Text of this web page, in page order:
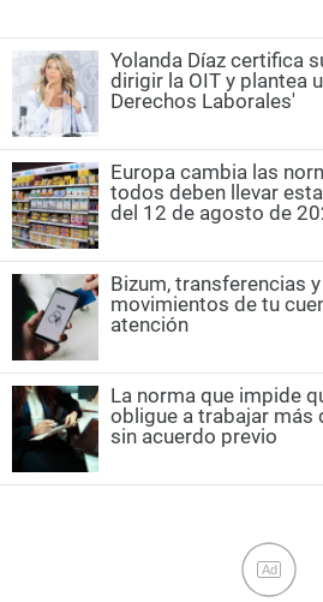
Yolanda Díaz certifica
dirigir la OIT y plantea
Derechos Laborales'
Europa cambia las
todos deben llevar
del 12 de agosto de
Bizum, transferencias
movimientos de tu
atención
La norma que impide
obligue a trabajar más
sin acuerdo previo
Ad